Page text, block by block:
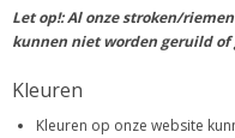
Let op!: Al onze stroken/
kunnen niet worden geruild of
Kleuren
Kleuren op onze website